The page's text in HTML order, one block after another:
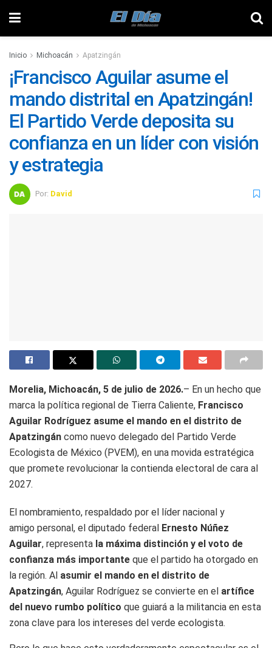
Inicio Michoacán Apatzingán
¡Francisco Aguilar asume el
mando distrital en Apatzingán!
El Partido Verde deposita su
confianza en un líder con visión
y estrategia
Por: David
Morelia, Michoacán, 5 de julio de 2026.– En un hecho que
marca la política regional de Tierra Caliente, Francisco
Aguilar Rodríguez asume el mando en el distrito de
Apatzingán como nuevo delegado del Partido Verde
Ecologista de México (PVEM), en una movida estratégica
que promete revolucionar la contienda electoral de cara al
2027.
El nombramiento, respaldado por el líder nacional y
amigo personal, el diputado federal Ernesto Núñez
Aguilar, representa la máxima distinción y el voto de
confianza más importante que el partido ha otorgado en
la región. Al asumir el mando en el distrito de
Apatzingán, Aguilar Rodríguez se convierte en el artífice
del nuevo rumbo político que guiará a la militancia en esta
zona clave para los intereses del verde ecologista.